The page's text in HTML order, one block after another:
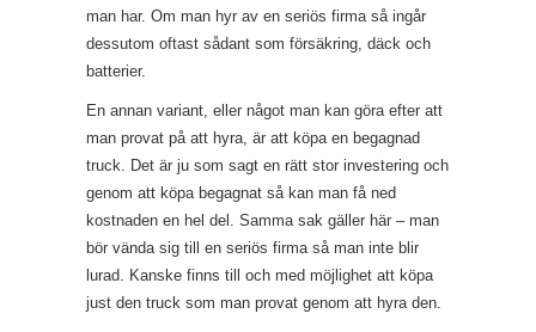
man har. Om man hyr av en seriös firma så ingår
dessutom oftast sådant som försäkring, däck och
batterier.
En annan variant, eller något man kan göra efter att
man provat på att hyra, är att köpa en begagnad
truck. Det är ju som sagt en rätt stor investering och
genom att köpa begagnat så kan man få ned
kostnaden en hel del. Samma sak gäller här – man
bör vända sig till en seriös firma så man inte blir
lurad. Kanske finns till och med möjlighet att köpa
just den truck som man provat genom att hyra den.